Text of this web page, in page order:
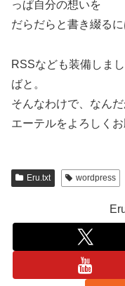
っぱ自分の想いを
だらだらと書き綴る
RSSなども装備しま
ばと。
そんなわけで、なん
エーテルをよろしくお
Eru.txt wordpress